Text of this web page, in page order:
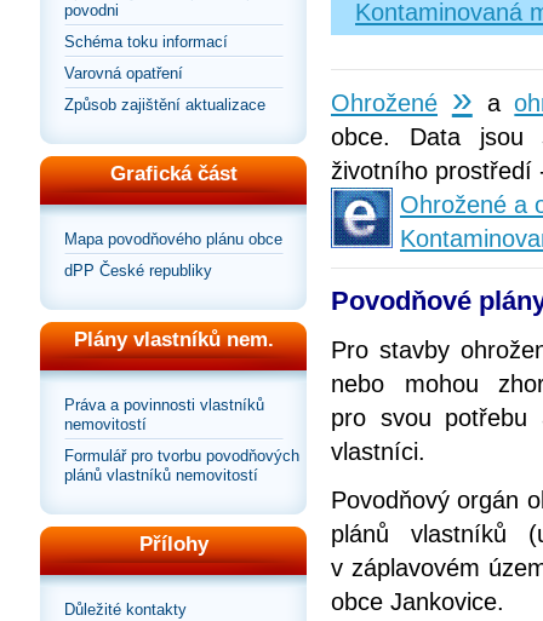
povodni
Schéma toku informací
Varovná opatření
Způsob zajištění aktualizace
Grafická část
Mapa povodňového plánu obce
dPP České republiky
Plány vlastníků nem.
Práva a povinnosti vlastníků
nemovitostí
Formulář pro tvorbu povodňových
plánů vlastníků nemovitostí
Přílohy
Důležité kontakty
Kontaminovaná
Ohrožené » a
obce. Data jsou
životního prostředí
Ohrožené a
Povodňové
Pro stavby
nebo mohou
pro svou potřebu
vlastníci.
Povodňový orgán
plánů vlastníků
v záplavovém
obce Jankovice.